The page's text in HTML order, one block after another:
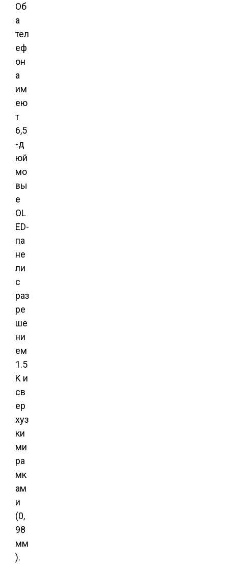
Об
а
тел
еф
он
а
им
ею
т
6,5
-д
юй
мо
вы
е
OL
ED-
па
не
ли
с
раз
ре
ше
ни
ем
1.5
K и
св
ер
хуз
ки
ми
ра
мк
ам
и
(0,
98
мм
).